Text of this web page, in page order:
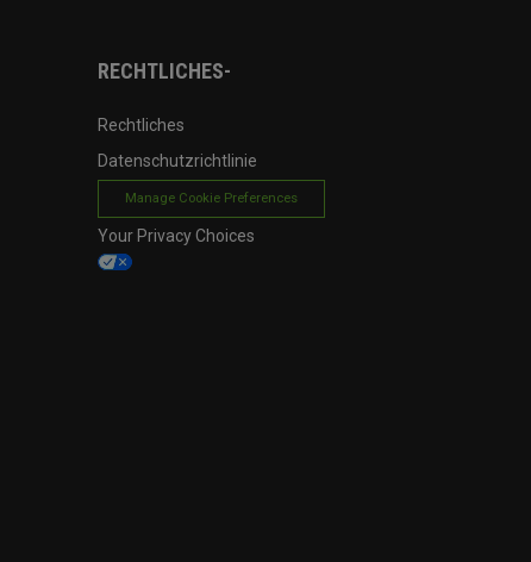
RECHTLICHES-
Rechtliches
Datenschutzrichtlinie
Manage Cookie Preferences
Your Privacy Choices